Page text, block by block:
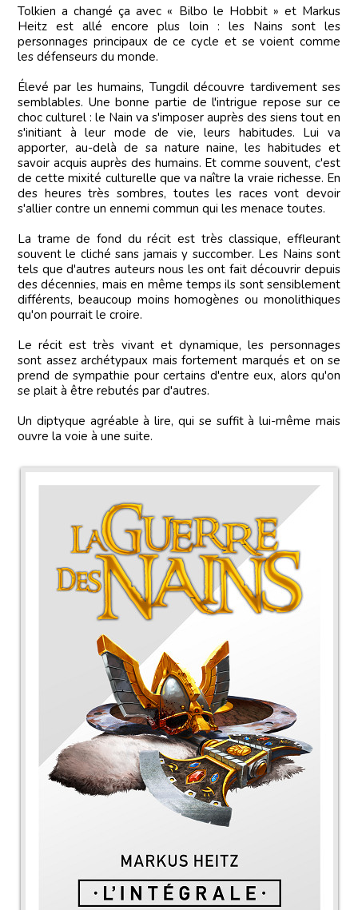
Tolkien a changé ça avec « Bilbo le Hobbit » et Markus
Heitz est allé encore plus loin : les Nains sont les
personnages principaux de ce cycle et se voient comme
les défenseurs du monde.
Élevé par les humains, Tungdil découvre tardivement ses
semblables. Une bonne partie de l'intrigue repose sur ce
choc culturel : le Nain va s'imposer auprès des siens tout en
s'initiant à leur mode de vie, leurs habitudes. Lui va
apporter, au-delà de sa nature naine, les habitudes et
savoir acquis auprès des humains. Et comme souvent, c'est
de cette mixité culturelle que va naître la vraie richesse. En
des heures très sombres, toutes les races vont devoir
s'allier contre un ennemi commun qui les menace toutes.
La trame de fond du récit est très classique, effleurant
souvent le cliché sans jamais y succomber. Les Nains sont
tels que d'autres auteurs nous les ont fait découvrir depuis
des décennies, mais en même temps ils sont sensiblement
différents, beaucoup moins homogènes ou monolithiques
qu'on pourrait le croire.
Le récit est très vivant et dynamique, les personnages
sont assez archétypaux mais fortement marqués et on se
prend de sympathie pour certains d'entre eux, alors qu'on
se plait à être rebutés par d'autres.
Un diptyque agréable à lire, qui se suffit à lui-même mais
ouvre la voie à une suite.